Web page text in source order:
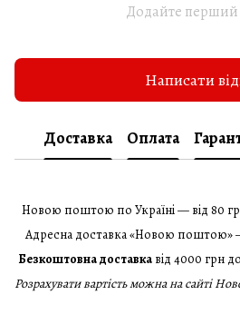
Додайте перший
Написати
Доставка Оплата
Новою поштою по Україні — від 80
Адресна доставка «Новою поштою» —
Безкоштовна доставка від 4000 грн
Розрахувати вартість можна на сайті